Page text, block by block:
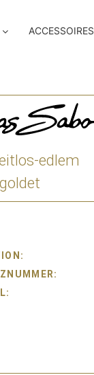
ACCESSOIRES
edlem